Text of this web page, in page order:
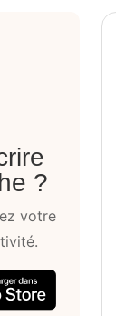
?
votre